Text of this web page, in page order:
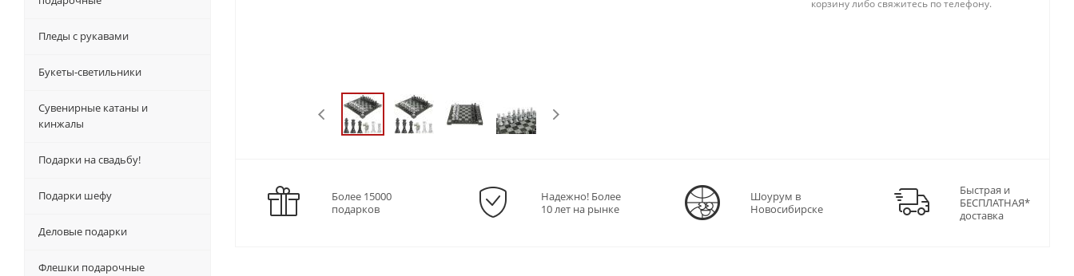
корзину либо свяжитесь по телефону.
Более 15000
подарков
Надежно! Более
10 лет на рынке
Шоурум в
Новосибирске
Быстрая и
БЕСПЛАТНАЯ*
доставка
Пледы с рукавами
Букеты-светильники
Сувенирные катаны и
кинжалы
Подарки на свадьбу!
Подарки шефу
Деловые подарки
Флешки подарочные